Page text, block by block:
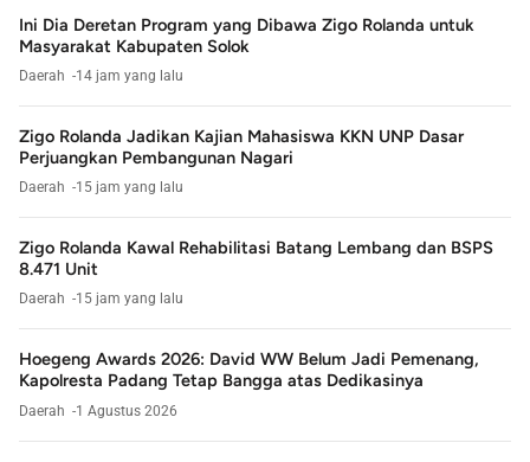
Ini Dia Deretan Program yang Dibawa Zigo Rolanda untuk
Masyarakat Kabupaten Solok
Daerah 14 jam yang lalu
Zigo Rolanda Jadikan Kajian Mahasiswa KKN UNP Dasar
Perjuangkan Pembangunan Nagari
Daerah 15 jam yang lalu
Zigo Rolanda Kawal Rehabilitasi Batang Lembang dan BSPS
8.471 Unit
Daerah 15 jam yang lalu
Hoegeng Awards 2026: David WW Belum Jadi Pemenang,
Kapolresta Padang Tetap Bangga atas Dedikasinya
Daerah 1 Agustus 2026